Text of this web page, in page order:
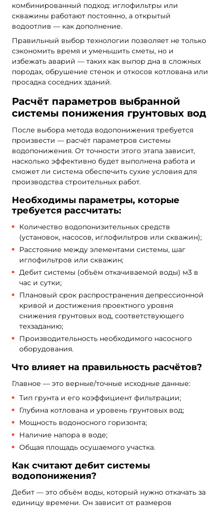
комбинированный подход: иглофильтры или
скважины работают постоянно, а открытый
водоотлив — как дополнение.
Правильный выбор технологии позволяет не только
сэкономить время и уменьшить сметы, но и
избежать аварий — таких как выпор дна в сложных
породах, обрушение стенок и откосов котлована или
просадка соседних зданий.
Расчёт параметров выбранной
системы понижения грунтовых вод
После выбора метода водопонижения требуется
произвести — расчёт параметров системы
водопонижения. От точности этого этапа зависит,
насколько эффективно будет выполнена работа и
сможет ли система обеспечить сухие условия для
производства строительных работ.
Необходимы параметры, которые
требуется рассчитать:
Количество водопонизительных средств
(установок, насосов, иглофильтров или скважин);
Расстояние между элементами системы, шаг
иглофильтров или скважин;
Дебит системы (объём откачиваемой воды) м3 в
час и сутки;
Плановый срок распространения депрессионной
кривой и достижения проектного уровня
снижения грунтовых вод, соответствующего
техзаданию;
Производительность необходимого насосного
оборудования.
Что влияет на правильность расчётов?
Главное — это верные/точные исходные данные:
Тип грунта и его коэффициент фильтрации;
Глубина котлована и уровень грунтовых вод;
Мощность водоносного горизонта;
Наличие напора в воде;
Общая площадь осушаемого участка.
Как считают дебит системы
водопонижения?
Дебит — это объём воды, который нужно откачать за
единицу времени. Он зависит от размеров